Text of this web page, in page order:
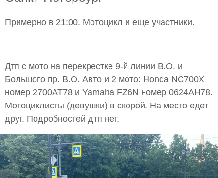
Примерно в 21:00. Мотоцикл и еще участники.
Дтп с мото на перекрестке 9-й линии В.О. и
Большого пр. В.О. Авто и 2 мото: Honda NC700X
номер 2700АТ78 и Yamaha FZ6N номер 0624АН78.
Мотоциклисты (девушки) в скорой. На место едет
друг. Подробностей дтп нет.